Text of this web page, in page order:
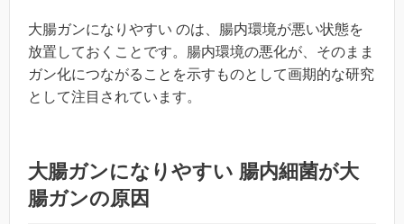
大腸ガンになりやすい のは、腸内環境が悪い状態を
放置しておくことです。腸内環境の悪化が、そのまま
ガン化につながることを示すものとして画期的な研究
として注目されています。
大腸ガンになりやすい 腸内細菌が大
腸ガンの原因